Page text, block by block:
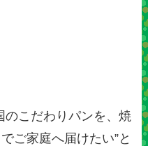
こだわりパンを、焼
ご家庭へ届けたい”と